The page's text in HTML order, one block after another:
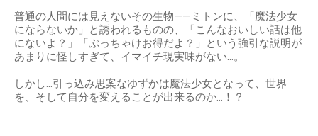
普通の人間には見えないその生物――ミトンに、「魔法少女
にならないか」と誘われるものの、「こんなおいしい話は他
にないよ？」「ぶっちゃけお得だよ？」という強引な説明が
あまりに怪しすぎて、イマイチ現実味がない…。
しかし…引っ込み思案なゆずかは魔法少女となって、世界
を、そして自分を変えることが出来るのか…！？